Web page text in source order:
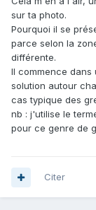
sur ta photo.
Pourquoi il se
parce selon la
différente.
Il commence dans
solution autour
cas typique des
nb : j'utilise le
pour ce genre de
Citer